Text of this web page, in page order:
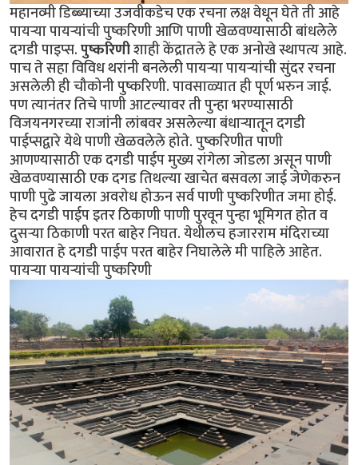
महानव्मी डिब्ब्याच्या उजवीकडेच एक रचना लक्ष वेधून घेते ती आहे
पायर्‍या पायर्‍यांची पुष्करिणी आणि पाणी खेळवण्यासाठी बांधलेले
दगडी पाइप्स.पुष्करिणीशाही केंद्रातले हे एक अनोखे स्थापत्य आहे.
पाच ते सहा विविध थरांनी बनलेली पायर्‍या पायर्‍यांची सुंदर रचना
असलेली ही चौकोनी पुष्करिणी. पावसाळ्यात ही पूर्ण भरुन जाई.
पण त्यानंतर तिचे पाणी आटल्यावर ती पुन्हा भरण्यासाठी
विजयनगरच्या राजांनी लांबवर असलेल्या बंधार्‍यातून दगडी
पाईप्सद्वारे येथे पाणी खेळवलेले होते. पुष्करिणीत पाणी
आणण्यासाठी एक दगडी पाईप मुख्य रांगेला जोडला असून पाणी
खेळवण्यासाठी एक दगड तिथल्या खाचेत बसवला जाई जेणेकरुन
पाणी पुढे जायला अवरोध होऊन सर्व पाणी पुष्करिणीत जमा होई.
हेच दगडी पाईप इतर ठिकाणी पाणी पुरवून पुन्हा भूमिगत होत व
दुसर्‍या ठिकाणी परत बाहेर निघत. येथीलच हजारराम मंदिराच्या
आवारात हे दगडी पाईप परत बाहेर निघालेले मी पाहिले आहेत.
पायर्‍या पायर्‍यांची पुष्करिणी